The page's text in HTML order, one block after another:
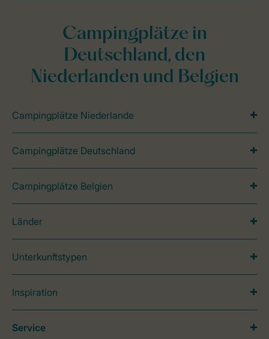
Campingplätze in
Deutschland, den
Niederlanden und Belgien
Campingplätze Niederlande
Campingplätze Deutschland
Campingplätze Belgien
Länder
Unterkunftstypen
Inspiration
Service